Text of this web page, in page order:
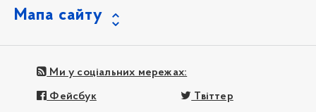
Мапа сайту
Ми у соціальних мережах:
Фейсбук Твіттер